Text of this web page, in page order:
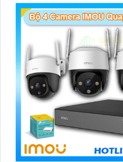
trong điều kiện ánh sáng yếu. Với tính năng đáng tin cậy và
công nghệ tiên tiến, trọn bộ này
an ninh tại các công trình dân